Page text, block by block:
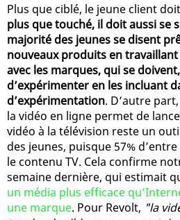
Plus que ciblé, le jeune client
plus que touché, il doit aussi se
majorité des jeunes se disent
nouveaux produits en
avec les marques, qui se
d’expérimenter en les incluant
d’expérimentation. D’autre
la vidéo en ligne permet de
vidéo à la télévision reste un
des jeunes, puisque 57%
le contenu TV. Cela confirme
semaine dernière, qui estimait
un média plus efficace
une marque. Pour Revolt, "la